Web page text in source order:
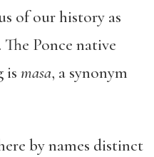
of our history as
Ponce native
is masa, a synonym
by names distinct